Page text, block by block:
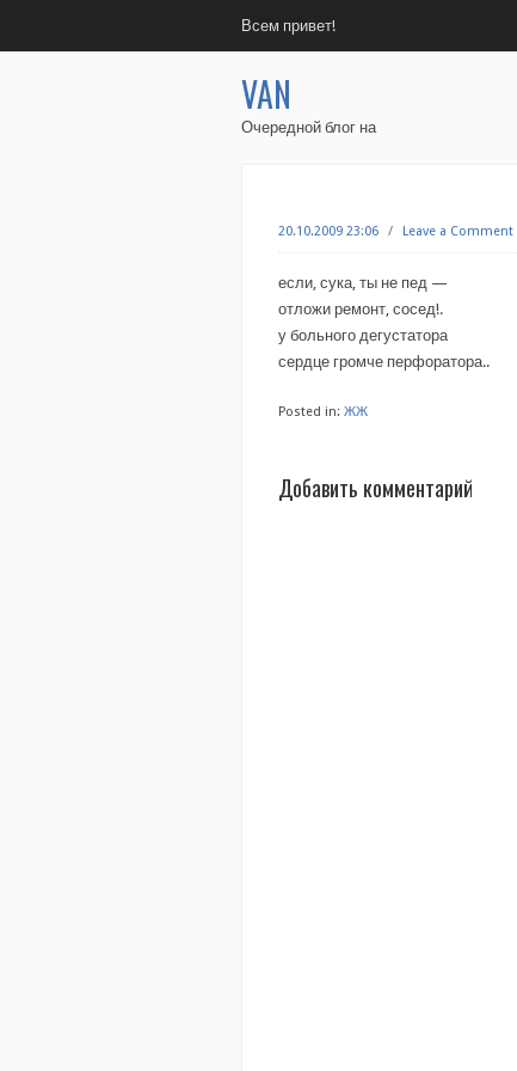
Всем привет!
VAN
Очередной блог на
20.10.2009 23:06 / Leave a Comment
если, сука, ты не пед —
отложи ремонт, сосед!.
у больного дегустатора
сердце громче перфоратора..
Posted in: ЖЖ
Добавить комментарий